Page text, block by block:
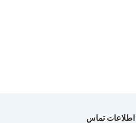
اطلاعات تماس